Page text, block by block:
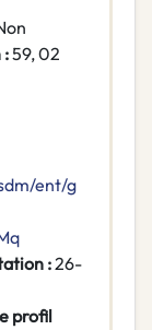
:59, 02
ent/g
:26-
profil